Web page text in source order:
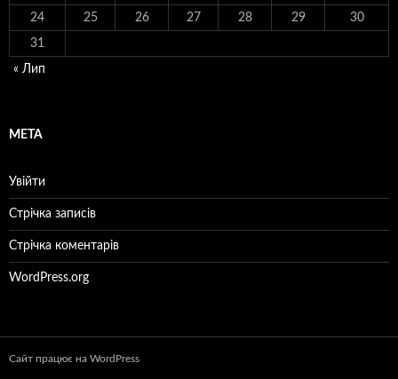
24 25 26 27 28 29 30
31
« Лип
МЕТА
Увійти
Стрічка записів
Стрічка коментарів
WordPress.org
Сайт працює на WordPress